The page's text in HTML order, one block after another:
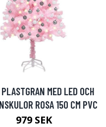
MED LED OCH
ROSA 150 CM PVC
979 SEK